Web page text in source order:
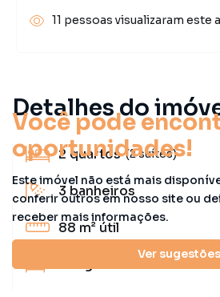
Você pode
oportunidades!
Este imóvel não está mais
conferir outros em nosso site ou
receber mais informações.
Ver sugestões
Detalhes do
2 quartos (2 suítes)
3 banheiros
88 m² útil
11 pessoas visualizaram este